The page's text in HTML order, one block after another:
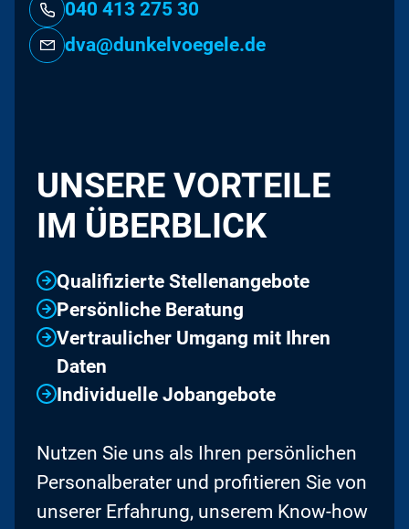
040 413 275 30
dva@dunkelvoegele.de
UNSERE VORTEILE
IM ÜBERBLICK
Qualifizierte Stellenangebote
Persönliche Beratung
Vertraulicher Umgang mit Ihren
Daten
Individuelle Jobangebote
Nutzen Sie uns als Ihren persönlichen
Personalberater und profitieren Sie von
unserer Erfahrung, unserem Know-how